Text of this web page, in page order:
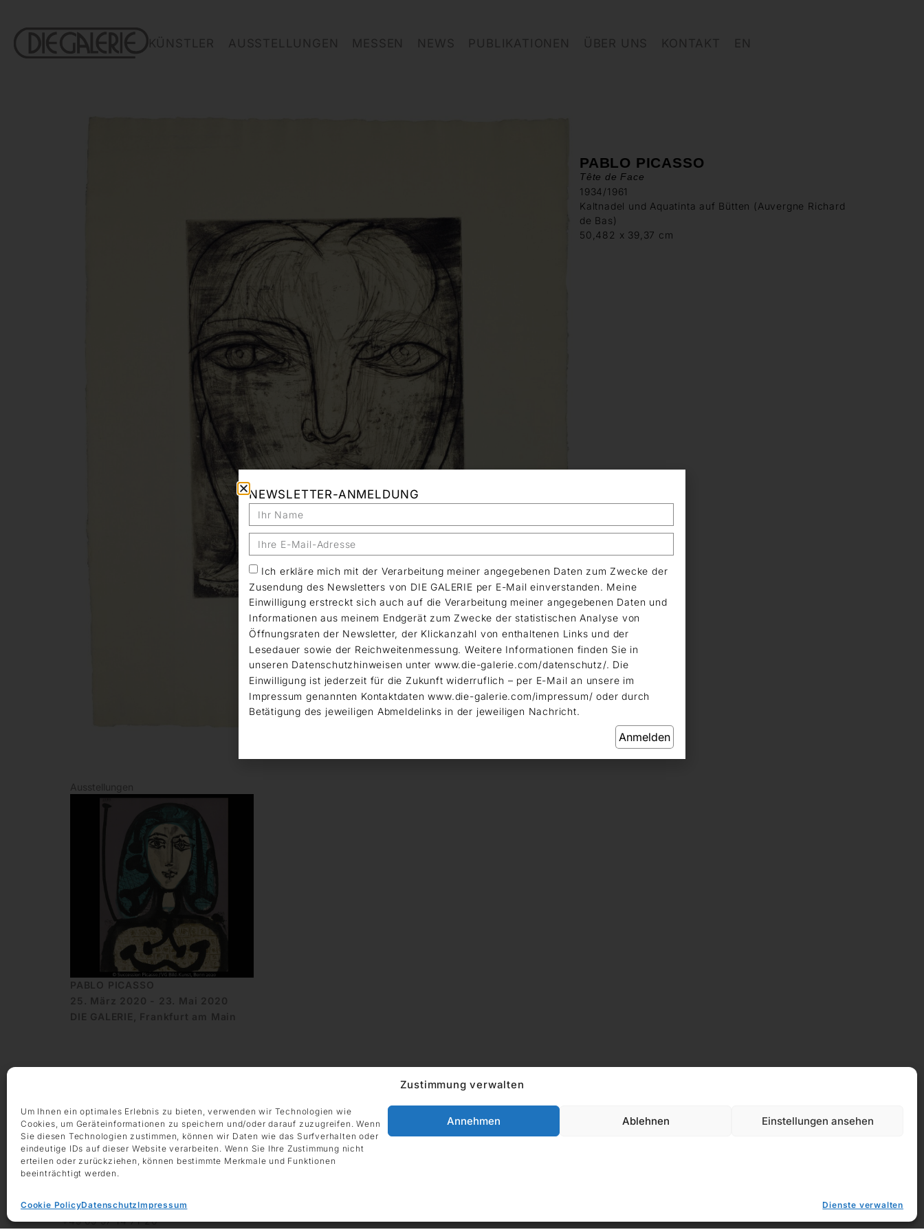
Zustimmung verwalten
Um Ihnen ein optimales Erlebnis zu bieten, verwenden wir Technologien wie
Cookies, um Geräteinformationen zu speichern und/oder darauf zuzugreifen. Wenn
Sie diesen Technologien zustimmen, können wir Daten wie das Surfverhalten oder
eindeutige IDs auf dieser Website verarbeiten. Wenn Sie Ihre Zustimmung nicht
erteilen oder zurückziehen, können bestimmte Merkmale und Funktionen
beeinträchtigt werden.
Dienste verwalten
Annehmen Ablehnen Einstellungen ansehen
Cookie PolicyDatenschutzImpressum
KÜNSTLER AUSSTELLUNGEN MESSEN NEWS PUBLIKATIONEN ÜBER UNS KONTAKT EN
PABLO PICASSO
Tête de Face
1934/1961
Kaltnadel und Aquatinta auf Bütten (Auvergne Richard
de Bas)
50,482 x 39,37 cm
Ausstellungen
PABLO PICASSO
25. März 2020 - 23. Mai 2020
DIE GALERIE, Frankfurt am Main
ÖFFNUNGSZEITEN
Montag – Freitag 9:00 – 18:00 Uhr
Samstag 10:00 – 14:00 Uhr
+49 69 97 14 71 0
+49 69 97 14 71 20
ADRESSE
NEWSLETTER-ANMELDUNG
Ich erkläre mich mit der Verarbeitung meiner angegebenen Daten zum Zwecke der
Zusendung des Newsletters von DIE GALERIE per E-Mail einverstanden. Meine
Einwilligung erstreckt sich auch auf die Verarbeitung meiner angegebenen Daten und
Informationen aus meinem Endgerät zum Zwecke der statistischen Analyse von
Öffnungsraten der Newsletter, der Klickanzahl von enthaltenen Links und der
Lesedauer sowie der Reichweitenmessung. Weitere Informationen finden Sie in
unseren Datenschutzhinweisen unter www.die-galerie.com/datenschutz/. Die
Einwilligung ist jederzeit für die Zukunft widerruflich – per E-Mail an unsere im
Impressum genannten Kontaktdaten www.die-galerie.com/impressum/ oder durch
Betätigung des jeweiligen Abmeldelinks in der jeweiligen Nachricht.
Anmelden